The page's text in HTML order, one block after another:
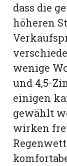
dass die
höheren
wenige
und 4,5-
einigen
gewählt
wirken